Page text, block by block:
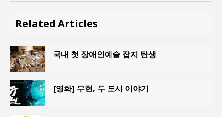
Related Articles
국내 첫 장애인예술 잡지 탄생
[영화] 무현, 두 도시 이야기